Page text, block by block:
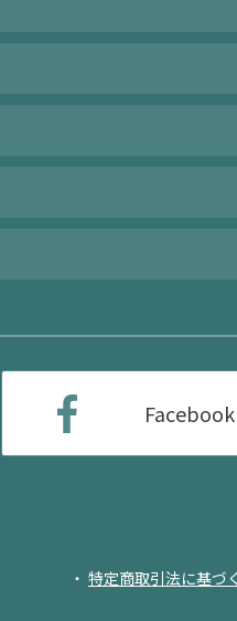
Facebook
特定商取引法に基づ